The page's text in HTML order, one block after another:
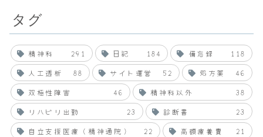
タグ
精神科 291 日記 184 備忘録
118
人工透析
88 サイト運営 52 処方薬
46
双極性障害
46 精神科以外
38
リハビリ出勤
23 診断書
23
自立支援医療（精神通院）
22 高額療養費
21